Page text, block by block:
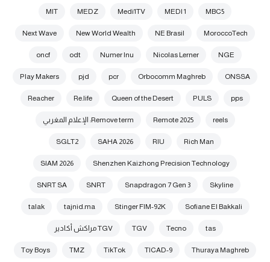
MBC5
MEDI 1
Medi1TV
MEDZ
MIT
MoroccoTech
NE Brasil
New World Wealth
Next Wave
NGE
Nicolas Lerner
Numer Inu
odt
oncf
ONSSA
Orbocomm Maghreb
pcr
pjd
Play Makers
pps
PULS
Queen of the Desert
Re.life
Reacher
reels
Remote 2025 Remove term: الإعلام المغربي
Rich Man
RIU
SAHA 2026
SGLT2
Shenzhen Kaizhong Precision Technology
SIAM 2026
Skyline
Snapdragon 7 Gen 3
SNRT
SNRT SA
Sofiane El Bakkali
Stinger FIM-92K
tajnid.ma
talak
tas
Tecno
TGV TGV مراكش أكادير
Thuraya Maghreb
TICAD-9
TikTok
TMZ
Toy Boys